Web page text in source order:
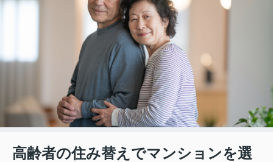
高齢者の住み替えでマンションを選